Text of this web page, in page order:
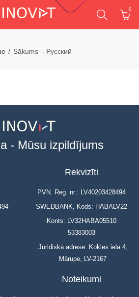
0
Sākums – Русский
- Mūsu izpildījums
Rekvizīti
PVN. Reģ. nr.: LV40203428494
SWEDBANK, Kods: HABALV22
Konts: LV32HABA05510
53383003
Juridiskā adrese: Kokles iela 4,
Mārupe, LV-2167
Noteikumi